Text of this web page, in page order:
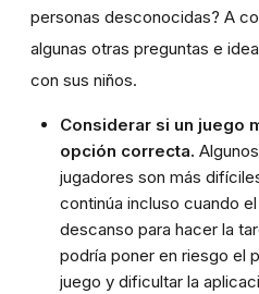
personas desconocidas? A
algunas otras preguntas e
con sus niños.
Considerar si un juego
opción correcta.
jugadores son más
continúa incluso cuando
descanso para hacer la
podría poner en riesgo el
juego y dificultar la